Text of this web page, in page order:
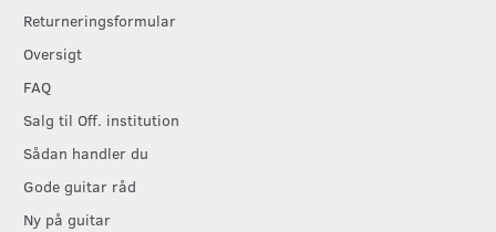
Returneringsformular
Oversigt
FAQ
Salg til Off. institution
Sådan handler du
Gode guitar råd
Ny på guitar